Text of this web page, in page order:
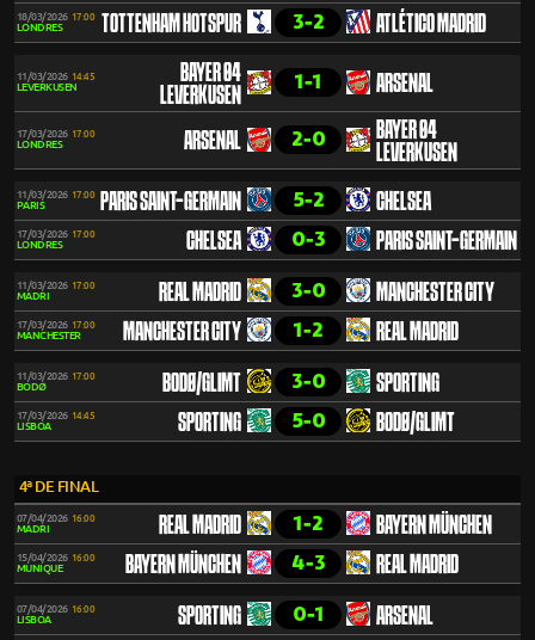
18/03/2026 17:00
LONDRES TOTTENHAM HOTSPUR 3-2 ATLÉTICO MADRID
11/03/2026 14:45
LEVERKUSEN
BAYER 04
LEVERKUSEN
1-1 ARSENAL
17/03/2026 17:00
LONDRES ARSENAL 2-0
BAYER 04
LEVERKUSEN
11/03/2026 17:00
PARIS PARIS SAINT-GERMAIN 5-2 CHELSEA
17/03/2026 17:00
LONDRES CHELSEA 0-3 PARIS SAINT-GERMAIN
11/03/2026 17:00
MADRI REAL MADRID 3-0 MANCHESTER CITY
17/03/2026 17:00
MANCHESTER MANCHESTER CITY 1-2 REAL MADRID
11/03/2026 17:00
BODØ BODØ/GLIMT 3-0 SPORTING
17/03/2026 14:45
LISBOA SPORTING 5-0 BODØ/GLIMT
4ª DE FINAL
07/04/2026 16:00
MADRI REAL MADRID 1-2 BAYERN MÜNCHEN
15/04/2026 16:00
MUNIQUE BAYERN MÜNCHEN 4-3 REAL MADRID
07/04/2026 16:00
LISBOA SPORTING 0-1 ARSENAL